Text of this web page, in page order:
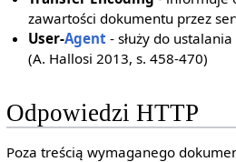
zawartości dokumentu przez
User-Agent - służy do
(A. Hallosi 2013, s. 458-470)
Odpowiedzi HTTP
Poza treścią wymaganego